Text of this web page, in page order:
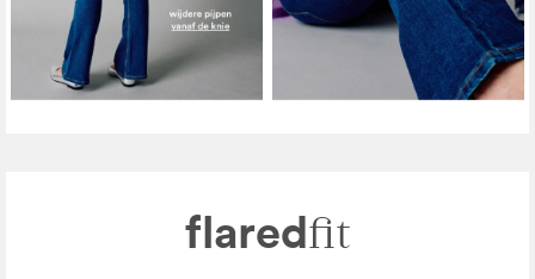
flaredfit